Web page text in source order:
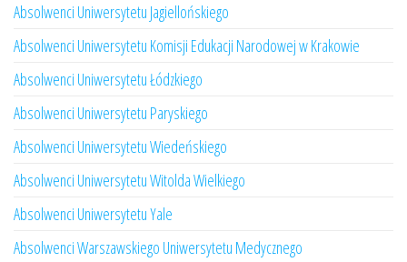
Absolwenci Uniwersytetu Jagiellońskiego
Absolwenci Uniwersytetu Komisji Edukacji Narodowej w Krakowie
Absolwenci Uniwersytetu Łódzkiego
Absolwenci Uniwersytetu Paryskiego
Absolwenci Uniwersytetu Wiedeńskiego
Absolwenci Uniwersytetu Witolda Wielkiego
Absolwenci Uniwersytetu Yale
Absolwenci Warszawskiego Uniwersytetu Medycznego